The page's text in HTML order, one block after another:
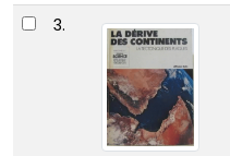
3.